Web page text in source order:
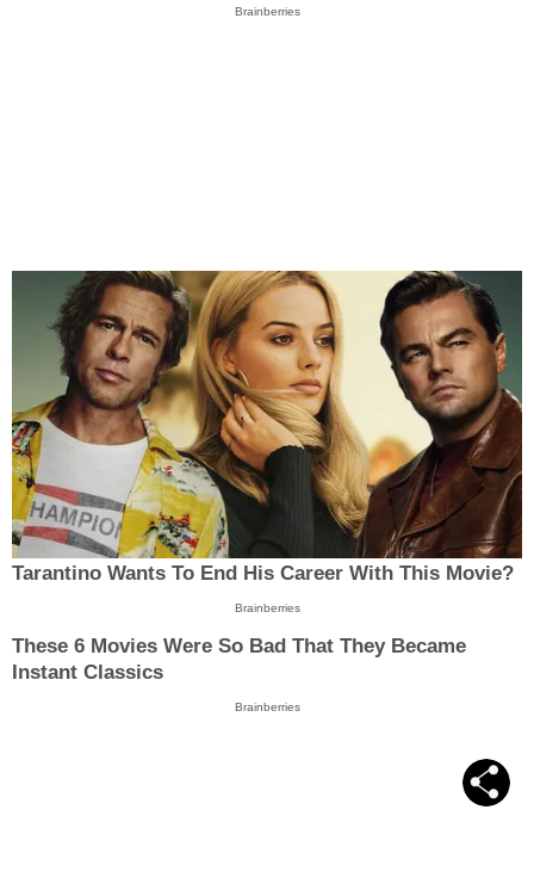
Brainberries
Tarantino Wants To End His Career With This Movie?
Brainberries
These 6 Movies Were So Bad That They Became
Instant Classics
Brainberries